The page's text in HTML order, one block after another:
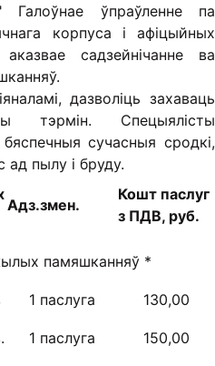
ўпраўленне па
корпуса і афіцыйных
садзейнічанне ва
дазволіць захаваць
тэрмін. Спецыялісты
сучасныя сродкі,
ад пылу і бруду.
Адз.змен.
Кошт паслуг
з ПДВ, руб.
памяшканняў *
1 паслуга 130,00
1 паслуга 150,00